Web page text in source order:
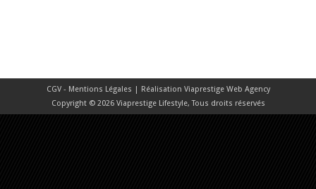
CGV - Mentions Légales | Réalisation Viaprestige Web Agency
Copyright © 2026 Viaprestige Lifestyle, Tous droits réservés